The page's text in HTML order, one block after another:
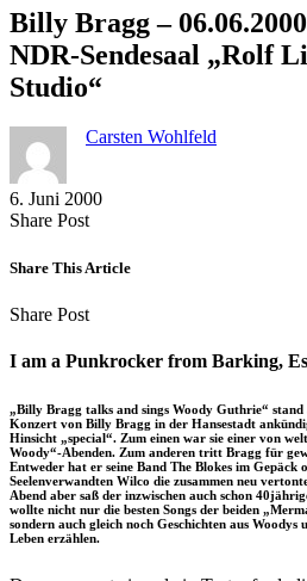
Billy Bragg –
NDR-Sendesaal „Rolf
Studio“
Carsten Wohlfeld
6. Juni 2000
Share PostShare
Facebook
Copy
to
Send
via
Share This Article
Share PostShare
Facebook
Copy
to
Send
via
I am a Punkrocker from Barking,
„Billy Bragg talks and sings Woody Guthrie“ stand
Konzert von Billy Bragg in der Hansestadt
Hinsicht „special“. Zum einen war sie einer von
Woody“-Abenden. Zum anderen tritt Bragg für
Entweder hat er seine Band The Blokes im Gepäck
Seelenverwandten Wilco die zusammen neu
Abend aber saß der inzwischen auch schon
wollte nicht nur die besten Songs der beiden
sondern auch gleich noch Geschichten aus Woodys
Leben erzählen.